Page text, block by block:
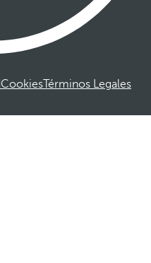
CookiesTérminos Legales